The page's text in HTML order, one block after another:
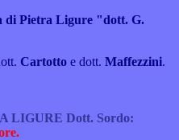
di Pietra Ligure "dott. G.
Cartotto e dott. Maffezzini.
LIGURE Dott. Sordo: